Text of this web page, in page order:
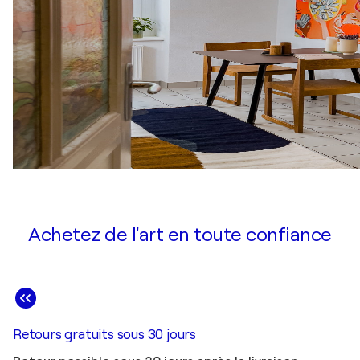
Achetez de l'art en toute confiance
Retours gratuits sous 30 jours